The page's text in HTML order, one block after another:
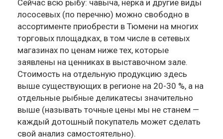
Сейчас всю рыбу: чавыча, нерка и другие виды
лососевых (по перечню) можно свободно в
ассортименте приобрести в Тюмени на многих
торговых площадках, в том числе в сетевых
магазинах по ценам ниже тех, которые
заявлены на ценниках в выставочном зале.
Стоимость на отдельную продукцию здесь
выше существующих в регионе на 20-30 %, а на
отдельные рыбные деликатесы значительно
выше (называть точные цены мы не станем —
каждый дотошный покупатель может сделать
свой анализ самостоятельно).